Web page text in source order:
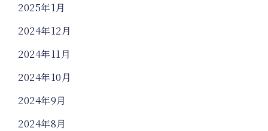
2025年1月
2024年12月
2024年11月
2024年10月
2024年9月
2024年8月